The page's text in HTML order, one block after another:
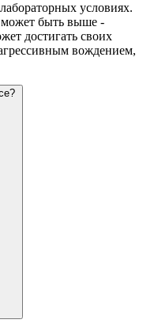
условиях.
может быть выше -
достигать своих
вождением,